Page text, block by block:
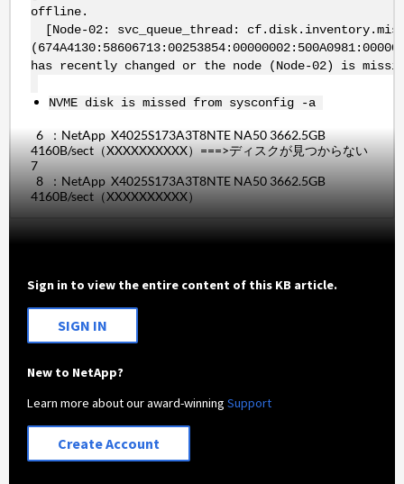
offline.
[Node-02: svc_queue_thread:
has recently changed or the node (Node-02) is
NVME disk is missed from sysconfig -a
6 ：NetApp X4025S173A3T8NTE NA50 3662.5GB
4160B/sect（XXXXXXXXXX）===>ディスクが見つからない
7
8 ：NetApp X4025S173A3T8NTE NA50 3662.5GB
4160B/sect（XXXXXXXXXX）
Sign in to view the entire content of this KB article.
SIGN IN
New to NetApp?
Learn more about our award-winningSupport
Create Account